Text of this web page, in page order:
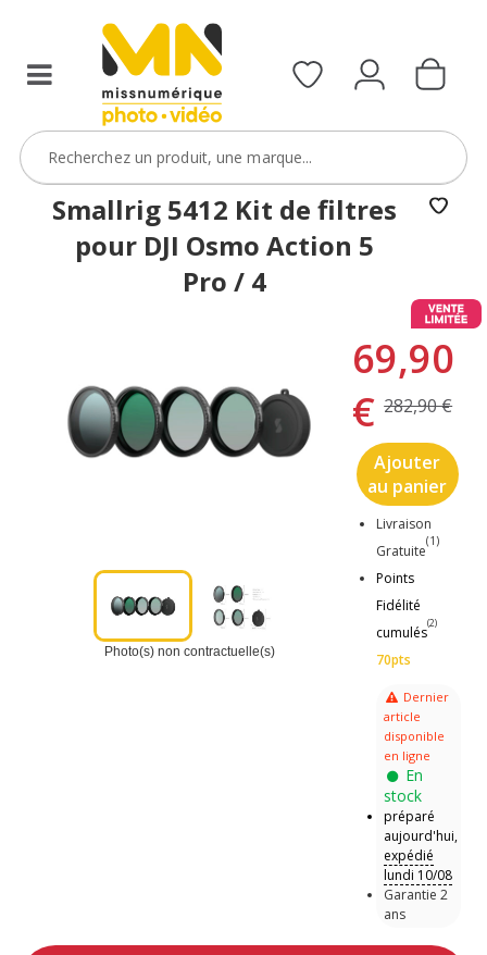
Smallrig 5412 Kit de filtres
pour DJI Osmo Action 5
Pro / 4
Photo(s) non contractuelle(s)
69,90
€ 282,90 €
Ajouter
au panier
Livraison
Gratuite
(1)
Points
Fidélité
cumulés
(2)
70pts
Dernier
article
disponible
en ligne
En
stock
préparé
aujourd'hui,
expédié
lundi 10/08
Garantie 2
ans